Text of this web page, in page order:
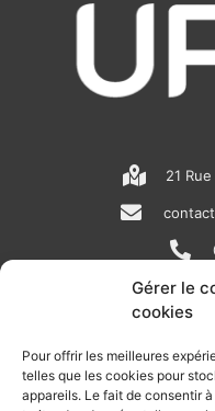
Gérer le
cookies
Pour offrir les meilleures
telles que les cookies pour
appareils. Le fait de consentir
21
N
e
w